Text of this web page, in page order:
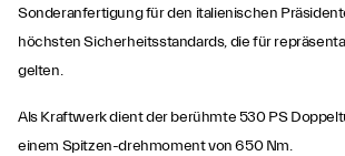
Sonderanfertigung für den italienischen
höchsten Sicherheitsstandards, die für
gelten.
Als Kraftwerk dient der berühmte 530 PS
einem Spitzen-drehmoment von 650 Nm.